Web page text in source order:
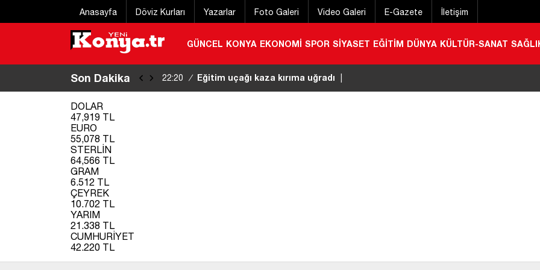
Anasayfa Döviz Kurları Yazarlar Foto Galeri Video Galeri E-Gazete İletişim
GÜNCEL KONYA EKONOMİ SPOR SİYASET EĞİTİM DÜNYA KÜLTÜR-SANAT
Son Dakika 22:20 / Eğitim uçağı kaza kırıma uğradı
DOLAR
47,919 TL
EURO
55,078 TL
STERLİN
64,566 TL
GRAM
6.512 TL
ÇEYREK
10.702 TL
YARIM
21.338 TL
CUMHURİYET
42.220 TL